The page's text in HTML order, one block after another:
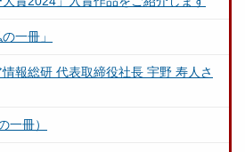
一冊」
報総研 代表取締役社長 宇野 寿人さ
一冊）